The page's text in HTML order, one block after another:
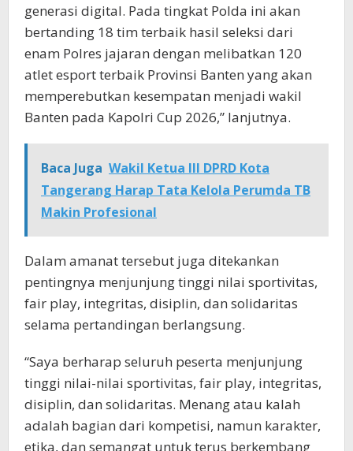
generasi digital. Pada tingkat Polda ini akan
bertanding 18 tim terbaik hasil seleksi dari
enam Polres jajaran dengan melibatkan 120
atlet esport terbaik Provinsi Banten yang akan
memperebutkan kesempatan menjadi wakil
Banten pada Kapolri Cup 2026,” lanjutnya.
Baca Juga Wakil Ketua III DPRD Kota
Tangerang Harap Tata Kelola Perumda TB
Makin Profesional
Dalam amanat tersebut juga ditekankan
pentingnya menjunjung tinggi nilai sportivitas,
fair play, integritas, disiplin, dan solidaritas
selama pertandingan berlangsung.
“Saya berharap seluruh peserta menjunjung
tinggi nilai-nilai sportivitas, fair play, integritas,
disiplin, dan solidaritas. Menang atau kalah
adalah bagian dari kompetisi, namun karakter,
etika, dan semangat untuk terus berkembang